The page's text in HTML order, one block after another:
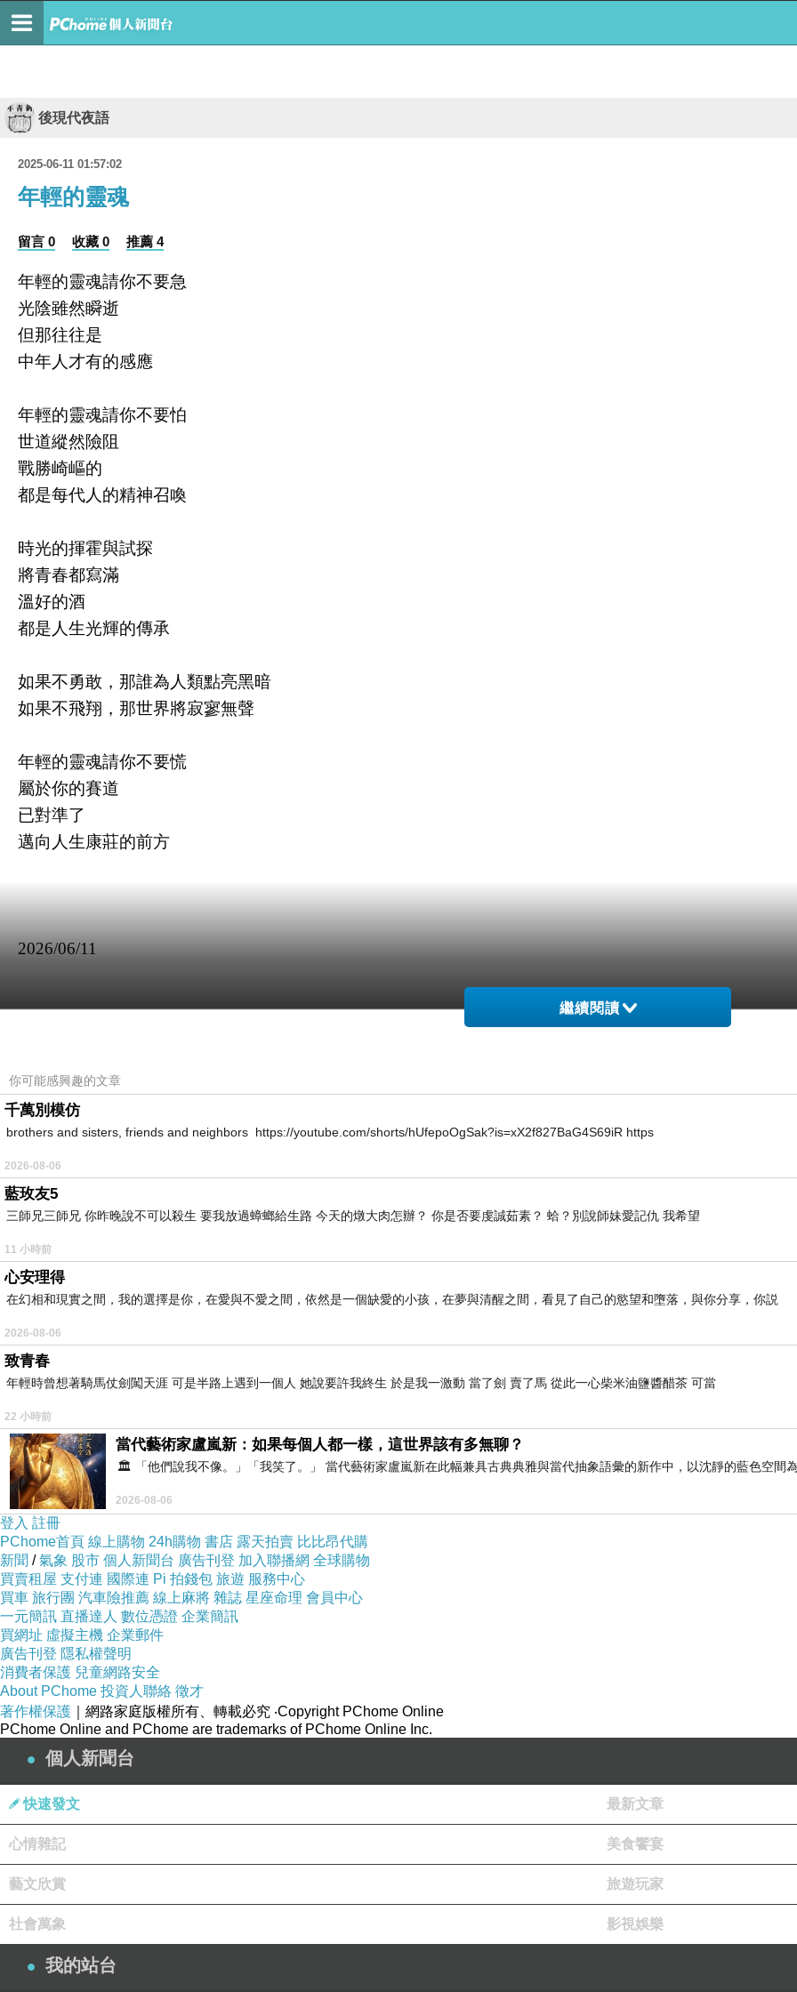
後現代夜語
2025-06-11 01:57:02
年輕的靈魂
留言 0 收藏 0 推薦 4
年輕的靈魂請你不要急
光陰雖然瞬逝
但那往往是
中年人才有的感應
年輕的靈魂請你不要怕
世道縱然險阻
戰勝崎嶇的
都是每代人的精神召喚
時光的揮霍與試探
將青春都寫滿
溫好的酒
都是人生光輝的傳承
如果不勇敢，那誰為人類點亮黑暗
如果不飛翔，那世界將寂寥無聲
年輕的靈魂請你不要慌
屬於你的賽道
已對準了
邁向人生康莊的前方
2026/06/11
上一篇：生命
光陰的非線性書寫
繼續閱讀
你可能感興趣的文章
千萬別模仿
brothers and sisters, friends and neighbors https://youtube.com/shorts/hUfepoOgSak?is=xX2f827BaG4S69iR https
2026-08-06
藍玫友5
三師兄三師兄 你昨晚說不可以殺生 要我放過蟑螂給生路 今天的燉大肉怎辦？ 你是否要虔誠茹素？ 蛤？別說師妹愛記仇 我希望
11 小時前
心安理得
在幻相和現實之間，我的選擇是你，在愛與不愛之間，依然是一個缺愛的小孩，在夢與清醒之間，看見了自己的慾望和墮落，與你分享，你説
2026-08-06
致青春
年輕時曾想著騎馬仗劍闖天涯 可是半路上遇到一個人 她說要許我終生 於是我一激動 當了劍 賣了馬 從此一心柴米油鹽醬醋茶 可當
22 小時前
當代藝術家盧嵐新：如果每個人都一樣，這世界該有多無聊？
🏛️ 「他們說我不像。」「我笑了。」 當代藝術家盧嵐新在此幅兼具古典典雅與當代抽象語彙的新作中，以沈靜的藍色空間
2026-08-06
登入 註冊
PChome首頁 線上購物 24h購物 書店 露天拍賣 比比昂代購
新聞 /氣象 股市 個人新聞台 廣告刊登 加入聯播網 全球購物
買賣租屋 支付連 國際連 Pi 拍錢包 旅遊 服務中心
買車 旅行團 汽車險推薦 線上麻將 雜誌 星座命理 會員中心
一元簡訊 直播達人 數位憑證 企業簡訊
買網址 虛擬主機 企業郵件
廣告刊登 隱私權聲明
消費者保護 兒童網路安全
About PChome 投資人聯絡 徵才
著作權保護 ｜網路家庭版權所有、轉載必究 ‧Copyright PChome Online
PChome Online and PChome are trademarks of PChome Online Inc.
個人新聞台
快速發文 最新文章
心情雜記 美食饗宴
藝文欣賞 旅遊玩家
社會萬象 影視娛樂
我的站台